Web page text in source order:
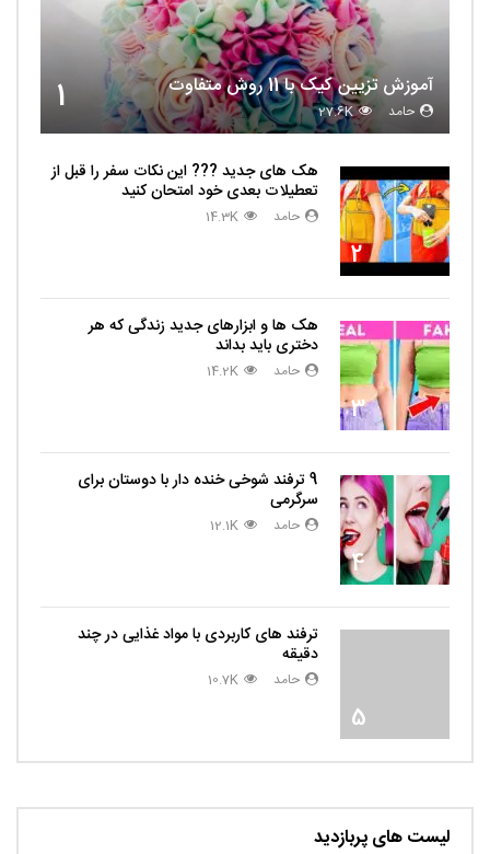
1 آموزش تزیین کیک با 11 روش متفاوت
حامد 27.6K
2
هک های جدید ??️? این نکات سفر را قبل از
تعطیلات بعدی خود امتحان کنید
حامد 14.3K
3
هک ها و ابزارهای جدید زندگی که هر
دختری باید بداند
حامد 14.2K
4
9 ترفند شوخی خنده دار با دوستان برای
سرگرمی
حامد 12.1K
5
ترفند های کاربردی با مواد غذایی در چند
دقیقه
حامد 10.7K
لیست های پربازدید